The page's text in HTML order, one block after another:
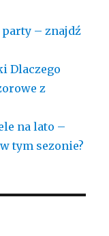
– znajdź
Dlaczego
z
na lato –
tym sezonie?